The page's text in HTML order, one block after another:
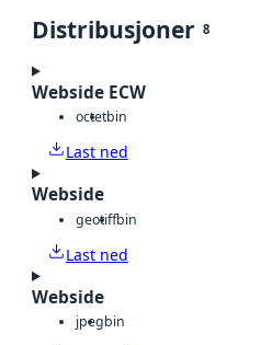
Distribusjoner 8
Webside ECW
octetbin
Last ned
Webside
geotiffbin
Last ned
Webside
jpegbin